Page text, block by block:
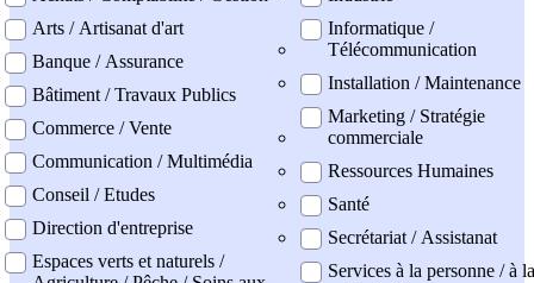
Arts / Artisanat d'art
Banque / Assurance
Bâtiment / Travaux Publics
Commerce / Vente
Communication / Multimédia
Conseil / Etudes
Direction d'entreprise
Espaces verts et naturels /
Informatique /
Télécommunication
Installation / Maintenance
Marketing / Stratégie
commerciale
Ressources Humaines
Santé
Secrétariat / Assistanat
Services à la personne / à la